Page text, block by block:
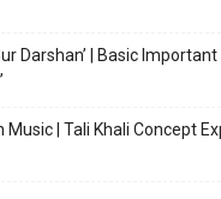
Darshan’ | Basic
| Tali Khali Concept